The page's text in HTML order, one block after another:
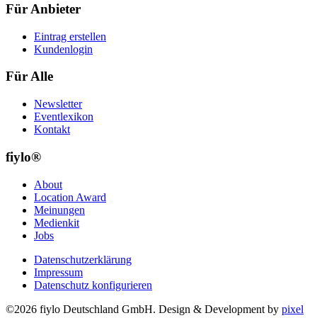
Für Anbieter
Eintrag erstellen
Kundenlogin
Für Alle
Newsletter
Eventlexikon
Kontakt
fiylo®
About
Location Award
Meinungen
Medienkit
Jobs
Datenschutzerklärung
Impressum
Datenschutz konfigurieren
©2026 fiylo Deutschland GmbH. Design & Development by pixel